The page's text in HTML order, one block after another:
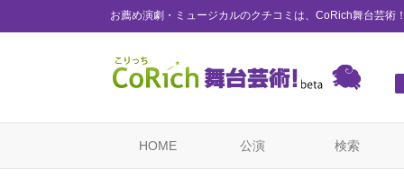
お薦め演劇・ミュージカルのクチコミは、CoRich舞台芸術
HOME 公演 検索